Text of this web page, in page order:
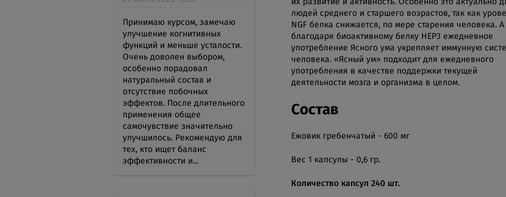
Принимаю курсом, замечаю
улучшение когнитивных
функций и меньше усталости.
Очень доволен выбором,
особенно порадовал
натуральный состав и
отсутствие побочных
эффектов. После длительного
применения общее
самочувствие значительно
улучшилось. Рекомендую для
тех, кто ищет баланс
эффективности и...
людей среднего и старшего возрастов, так как
NGF белка снижается, по мере старения человека. А
благодаря биоактивному белку HEP3 ежедневное
употребление Ясного ума укрепляет иммунную
человека. «Ясный ум» подходит для ежедневного
употребления в качестве поддержки текущей
деятельности мозга и организма в целом.
Состав
Ежовик гребенчатый - 600 мг
Вес 1 капсулы - 0,6 гр.
Количество капсул 240 шт.